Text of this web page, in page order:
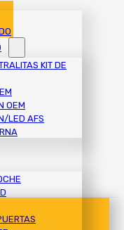
KIT DE
OEM
LED AFS